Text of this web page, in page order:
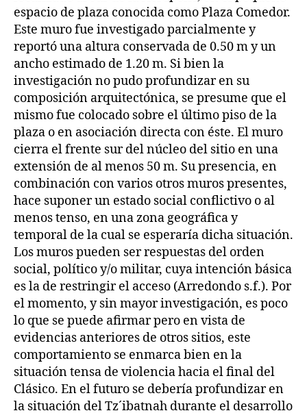
espacio de plaza conocida como Plaza Comedor.
Este muro fue investigado parcialmente y
reportó una altura conservada de 0.50 m y un
ancho estimado de 1.20 m. Si bien la
investigación no pudo profundizar en su
composición arquitectónica, se presume que el
mismo fue colocado sobre el último piso de la
plaza o en asociación directa con éste. El muro
cierra el frente sur del núcleo del sitio en una
extensión de al menos 50 m. Su presencia, en
combinación con varios otros muros presentes,
hace suponer un estado social conflictivo o al
menos tenso, en una zona geográfica y
temporal de la cual se esperaría dicha situación.
Los muros pueden ser respuestas del orden
social, político y/o militar, cuya intención básica
es la de restringir el acceso (Arredondo s.f.). Por
el momento, y sin mayor investigación, es poco
lo que se puede afirmar pero en vista de
evidencias anteriores de otros sitios, este
comportamiento se enmarca bien en la
situación tensa de violencia hacia el final del
Clásico. En el futuro se debería profundizar en
la situación del Tz´ibatnah durante el desarrollo